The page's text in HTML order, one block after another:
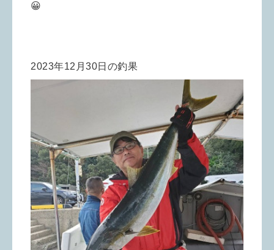
😀
2023年12月30日の釣果